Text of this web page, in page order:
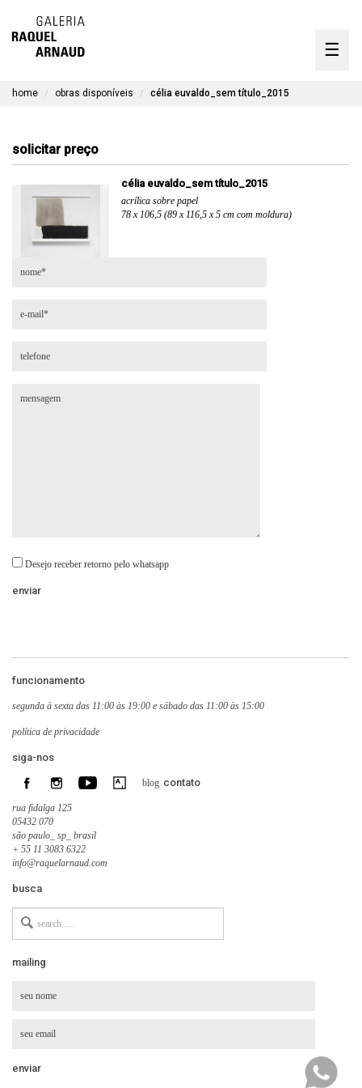
☰
contato
home obras disponíveis célia euvaldo_sem título_2015
solicitar preço
célia euvaldo_sem título_2015
acrílica sobre papel
78 x 106,5 (89 x 116,5 x 5 cm com moldura)
Desejo receber retorno pelo whatsapp
funcionamento
segunda à sexta das 11:00 às 19:00 e sábado das 11:00 às 15:00
política de privacidade
siga-nos
blog contato
rua fidalga 125
05432 070
são paulo_ sp_ brasil
+ 55 11 3083 6322
info@raquelarnaud.com
busca
for
mailing